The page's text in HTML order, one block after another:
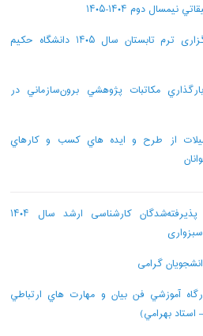
دوم ۱۴۰۴-۱۴۰۵
اطلاعیه برگزاری ترم تابستان سال ۱۴۰۵ دانشگاه حکیم
مکاتبات پژوهشي برون‌سازماني در
از طرح و ايده هاي کسب و کارهاي
قابل توجه پذیرفته‌شدگان کارشناسی ارشد سال ۱۴۰۴
گرامی
آموزشي فن بيان و مهارت هاي ارتباطي